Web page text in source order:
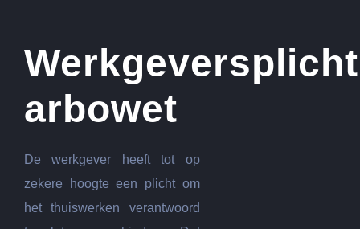
Werkgeversplicht
arbowet
De werkgever heeft tot op
zekere hoogte een plicht om
het thuiswerken verantwoord